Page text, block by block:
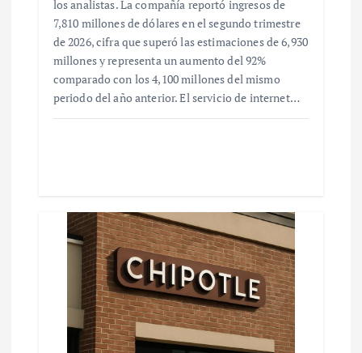
los analistas. La compañía reportó ingresos de
7,810 millones de dólares en el segundo trimestre
de 2026, cifra que superó las estimaciones de 6,930
millones y representa un aumento del 92%
comparado con los 4,100 millones del mismo
periodo del año anterior. El servicio de internet…